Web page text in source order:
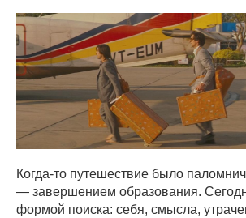
Когда-то путешествие было
— завершением образования.
формой поиска: себя, смысла,